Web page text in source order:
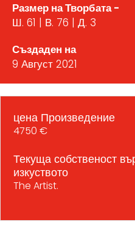
Размер на Творбата -
Ш. 61 | В. 76 | Д. 3
Създаден на
9 Август 2021
цена Произведение
4750 €
Текуща собственост
изкуството
The Artist.